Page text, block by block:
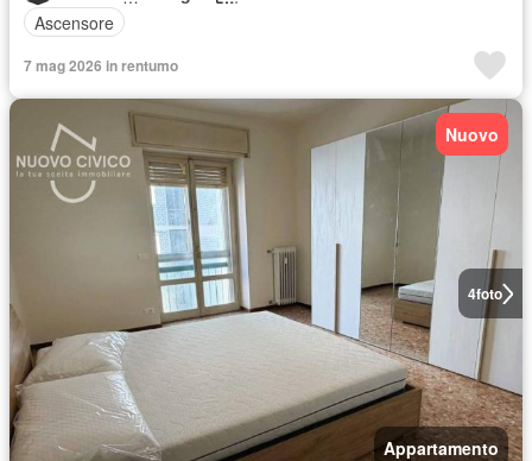
Ascensore
7 mag 2026 in rentumo
4foto
Nuovo
Appartamento